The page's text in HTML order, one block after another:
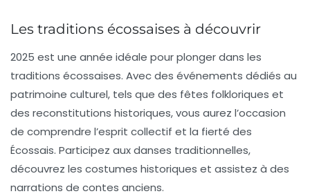
Les traditions écossaises à découvrir
2025 est une année idéale pour plonger dans les
traditions écossaises. Avec des événements dédiés au
patrimoine culturel, tels que des fêtes folkloriques et
des reconstitutions historiques, vous aurez l’occasion
de comprendre l’esprit collectif et la fierté des
Écossais. Participez aux danses traditionnelles,
découvrez les costumes historiques et assistez à des
narrations de contes anciens.